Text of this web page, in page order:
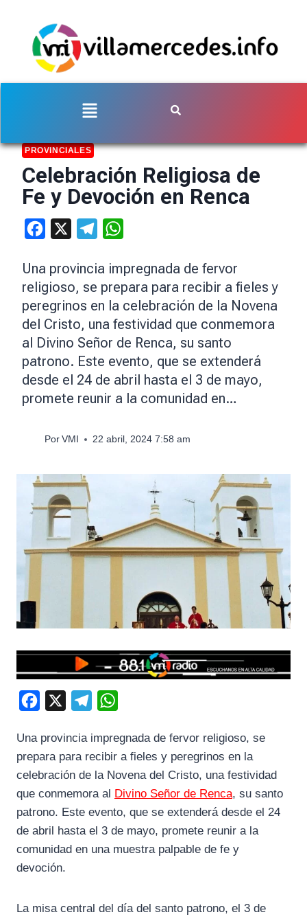
PROVINCIALES
Celebración Religiosa de
Fe y Devoción en Renca
Facebook Telegram
Una provincia impregnada de fervor
religioso, se prepara para recibir a fieles y
peregrinos en la celebración de la Novena
del Cristo, una festividad que conmemora
al Divino Señor de Renca, su santo
patrono. Este evento, que se extenderá
desde el 24 de abril hasta el 3 de mayo,
promete reunir a la comunidad en…
Por VMI 22 abril, 2024 7:58 am
c
e
b
o
k
l
e
g
a
m
a
s
p
Una provincia impregnada de fervor religioso, se
prepara para recibir a fieles y peregrinos en la
celebración de la Novena del Cristo, una festividad
que conmemora al Divino Señor de Renca, su santo
patrono. Este evento, que se extenderá desde el 24
de abril hasta el 3 de mayo, promete reunir a la
comunidad en una muestra palpable de fe y
devoción.
La misa central del día del santo patrono, el 3 de